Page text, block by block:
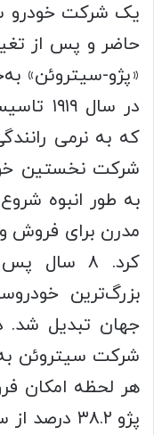
یک شرکت خودرو
حاضر و پس از
«پژو-سیتروئن»
در
که به نرمی
شرکت نخستین
به‌ طور انبوه
مدرن برای فروش
کرد. ۸ سال
بزرگ‌ترین
شرکت سیتروئن
هر لحظه امکان
پژو ۳۸.۲